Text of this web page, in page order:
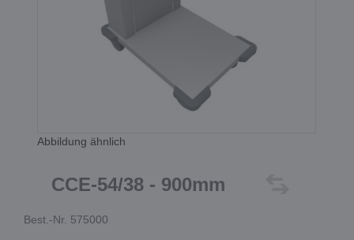
Abbildung ähnlich
CCE-54/38 - 900mm
Best.-Nr. 575000